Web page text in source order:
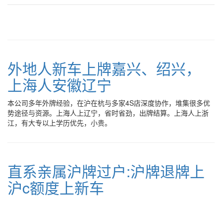
外地人新车上牌嘉兴、绍兴，
上海人安徽辽宁
本公司多年外牌经验，在沪在杭与多家4S店深度协作，堆集很多优
势途径与资源。上海人上辽宁，省时省劲，出牌结算。上海人上浙
江，有大专以上学历优先，小贵。
直系亲属沪牌过户:沪牌退牌上
沪c额度上新车